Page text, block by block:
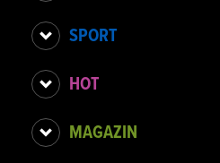
SPORT
HOT
MAGAZIN